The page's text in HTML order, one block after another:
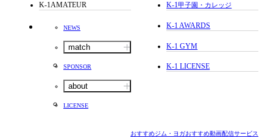
K-1AMATEUR
NEWS
match
SPONSOR
about
LICENSE
K-1甲子園・カレッジ
K-1 AWARDS
K-1 GYM
K-1 LICENSE
おすすめジム・ヨガおすすめ動画配信サービス